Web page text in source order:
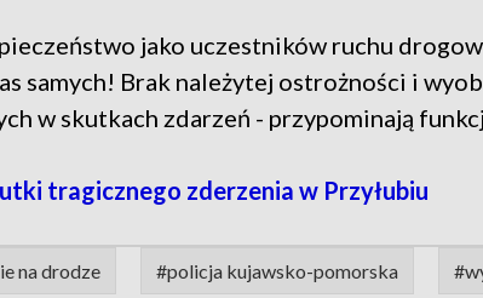
jako uczestników ruchu
samych! Brak należytej ostrożności i
w skutkach zdarzeń - przypominają
tragicznego zderzenia w Przyłubiu
na drodze #policja kujawsko-pomorska